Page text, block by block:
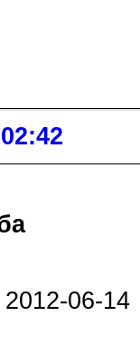
2012-06-14